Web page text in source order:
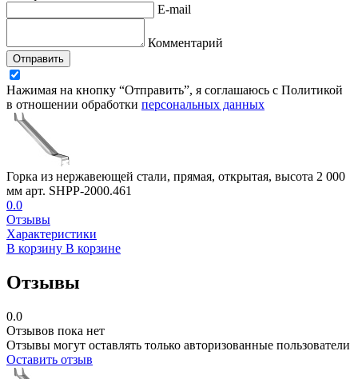
E-mail
Комментарий
Отправить
Нажимая на кнопку “Отправить”, я соглашаюсь с Политикой
в отношении обработки персональных данных
Горка из нержавеющей стали, прямая, открытая, высота 2 000
мм арт. SHPP-2000.461
0.0
Отзывы
Характеристики
В корзину В корзине
Отзывы
0.0
Отзывов пока нет
Отзывы могут оставлять только авторизованные пользователи
Оставить отзыв